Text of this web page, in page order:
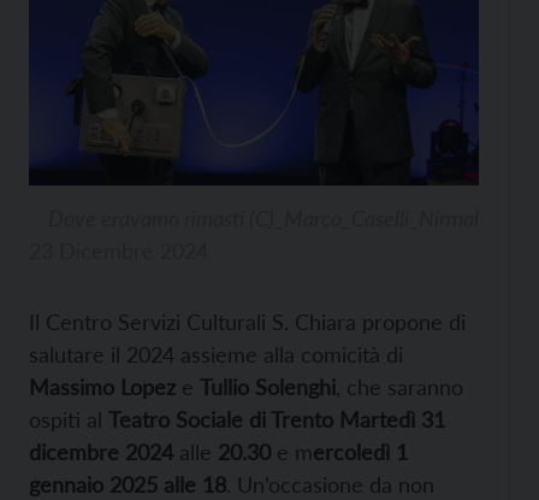
Il Centro Servizi Culturali S. Chiara propone di
salutare il 2024 assieme alla comicità di
Massimo Lopez e Tullio Solenghi , che saranno
ospiti al Teatro Sociale di Trento Martedì 31
dicembre 2024 alle 20.30 e mercoledì 1
gennaio 2025 alle 18. Un’occasione da non